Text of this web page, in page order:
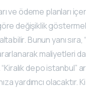
ve ödeme planları
değişiklik
Bunun yanı
maliyetleri
depo istanbul”
yardımcı